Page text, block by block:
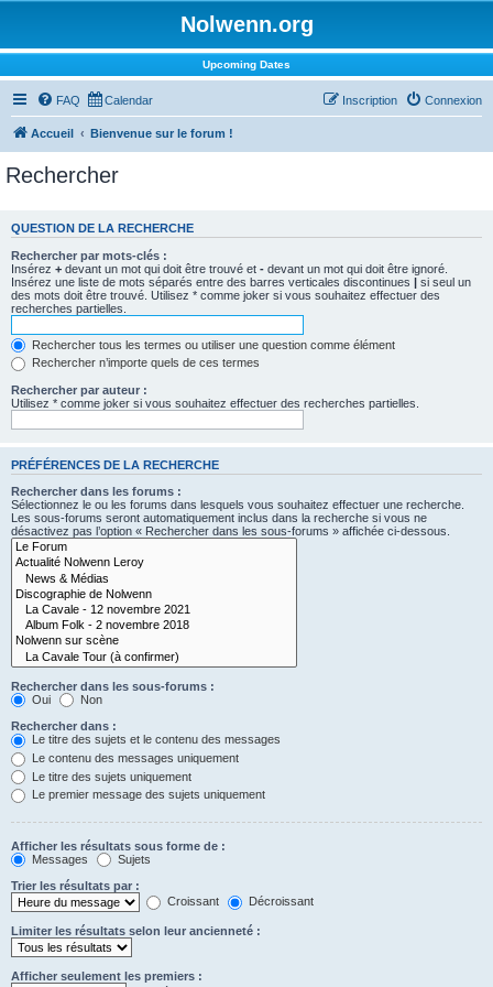
Nolwenn.org
Upcoming Dates
FAQ Calendar Connexion
Inscription
Accueil Bienvenue sur le forum !
Rechercher
QUESTION DE LA RECHERCHE
Rechercher par mots-clés :
Insérez + devant un mot qui doit être trouvé et - devant un mot qui doit être ignoré.
Insérez une liste de mots séparés entre des barres verticales discontinues | si seul un
des mots doit être trouvé. Utilisez * comme joker si vous souhaitez effectuer des
recherches partielles.
Rechercher tous les termes ou utiliser une question comme élément
Rechercher n’importe quels de ces termes
Rechercher par auteur :
Utilisez * comme joker si vous souhaitez effectuer des recherches partielles.
PRÉFÉRENCES DE LA RECHERCHE
Rechercher dans les forums :
Sélectionnez le ou les forums dans lesquels vous souhaitez effectuer une recherche.
Les sous-forums seront automatiquement inclus dans la recherche si vous ne
désactivez pas l’option « Rechercher dans les sous-forums » affichée ci-dessous.
Rechercher dans les sous-forums :
Oui
Non
Rechercher dans :
Le titre des sujets et le contenu des messages
Le contenu des messages uniquement
Le titre des sujets uniquement
Le premier message des sujets uniquement
Afficher les résultats sous forme de :
Messages
Sujets
Trier les résultats par :
Croissant
Décroissant
Limiter les résultats selon leur ancienneté :
Afficher seulement les premiers :